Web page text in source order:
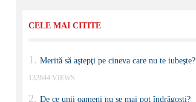
CELE MAI CITITE
Merită să aştepţi pe cineva care nu te iubeşte?
132844 VIEWS
De ce unii oameni nu se mai pot îndrăgosti?